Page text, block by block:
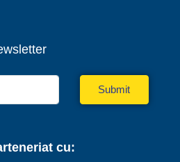
Submit
cu: